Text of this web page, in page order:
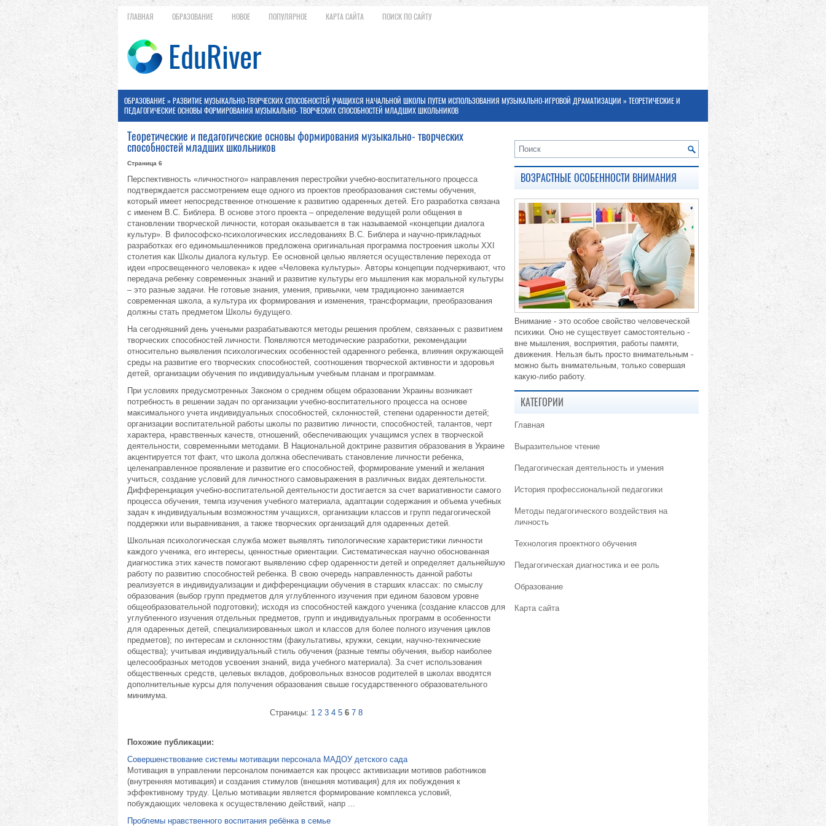
ГЛАВНАЯ ОБРАЗОВАНИЕ НОВОЕ ПОПУЛЯРНОЕ КАРТА САЙТА ПОИСК ПО САЙТУ
ОБРАЗОВАНИЕ» РАЗВИТИЕ МУЗЫКАЛЬНО-ТВОРЧЕСКИХ СПОСОБНОСТЕЙ УЧАЩИХСЯ НАЧАЛЬНОЙ ШКОЛЫ ПУТЕМ ИСПОЛЬЗОВАНИЯ МУЗЫКАЛЬНО-ИГРОВОЙ ДРАМАТИЗАЦИИ » ТЕОРЕТИЧЕСКИЕ И
ПЕДАГОГИЧЕСКИЕ ОСНОВЫ ФОРМИРОВАНИЯ МУЗЫКАЛЬНО- ТВОРЧЕСКИХ СПОСОБНОСТЕЙ МЛАДШИХ ШКОЛЬНИКОВ
Теоретические и педагогические основы формирования музыкально- творческих
способностей младших школьников
Страница 6
Перспективность «личностного» направления перестройки учебно-воспитательного процесса
подтверждается рассмотрением еще одного из проектов преобразования системы обучения,
который имеет непосредственное отношение к развитию одаренных детей. Его разработка связана
с именем В.С. Библера. В основе этого проекта – определение ведущей роли общения в
становлении творческой личности, которая оказывается в так называемой «концепции диалога
культур». В философско-психологических исследованиях В.С. Библера и научно-прикладных
разработках его единомышленников предложена оригинальная программа построения школы ХХI
столетия как Школы диалога культур. Ее основной целью является осуществление перехода от
идеи «просвещенного человека» к идее «Человека культуры». Авторы концепции подчеркивают, что
передача ребенку современных знаний и развитие культуры его мышления как моральной культуры
– это разные задачи. Не готовые знания, умения, привычки, чем традиционно занимается
современная школа, а культура их формирования и изменения, трансформации, преобразования
должны стать предметом Школы будущего.
На сегодняшний день учеными разрабатываются методы решения проблем, связанных с развитием
творческих способностей личности. Появляются методические разработки, рекомендации
относительно выявления психологических особенностей одаренного ребенка, влияния окружающей
среды на развитие его творческих способностей, соотношения творческой активности и здоровья
детей, организации обучения по индивидуальным учебным планам и программам.
При условиях предусмотренных Законом о среднем общем образовании Украины возникает
потребность в решении задач по организации учебно-воспитательного процесса на основе
максимального учета индивидуальных способностей, склонностей, степени одаренности детей;
организации воспитательной работы школы по развитию личности, способностей, талантов, черт
характера, нравственных качеств, отношений, обеспечивающих учащимся успех в творческой
деятельности, современными методами. В Национальной доктрине развития образования в Украине
акцентируется тот факт, что школа должна обеспечивать становление личности ребенка,
целенаправленное проявление и развитие его способностей, формирование умений и желания
учиться, создание условий для личностного самовыражения в различных видах деятельности.
Дифференциация учебно-воспитательной деятельности достигается за счет вариативности самого
процесса обучения, темпа изучения учебного материала, адаптации содержания и объема учебных
задач к индивидуальным возможностям учащихся, организации классов и групп педагогической
поддержки или выравнивания, а также творческих организаций для одаренных детей.
Школьная психологическая служба может выявлять типологические характеристики личности
каждого ученика, его интересы, ценностные ориентации. Систематическая научно обоснованная
диагностика этих качеств помогают выявлению сфер одаренности детей и определяет дальнейшую
работу по развитию способностей ребенка. В свою очередь направленность данной работы
реализуется в индивидуализации и дифференциации обучения в старших классах: по смыслу
образования (выбор групп предметов для углубленного изучения при едином базовом уровне
общеобразовательной подготовки); исходя из способностей каждого ученика (создание классов для
углубленного изучения отдельных предметов, групп и индивидуальных программ в особенности
для одаренных детей, специализированных школ и классов для более полного изучения циклов
предметов); по интересам и склонностям (факультативы, кружки, секции, научно-технические
общества); учитывая индивидуальный стиль обучения (разные темпы обучения, выбор наиболее
целесообразных методов усвоения знаний, вида учебного материала). За счет использования
общественных средств, целевых вкладов, добровольных взносов родителей в школах вводятся
дополнительные курсы для получения образования свыше государственного образовательного
минимума.
Страницы: 1 2 3 4 5 6 7 8
Похожие публикации:
Совершенствование системы мотивации персонала МАДОУ детского сада
Мотивация в управлении персоналом понимается как процесс активизации мотивов работников
(внутренняя мотивация) и создания стимулов (внешняя мотивация) для их побуждения к
эффективному труду. Целью мотивации является формирование комплекса условий,
побуждающих человека к осуществлению действий, напр ...
Проблемы нравственного воспитания ребёнка в семье
ВОЗРАСТНЫЕ ОСОБЕННОСТИ ВНИМАНИЯ
Внимание - это особое свойство человеческой
психики. Оно не существует самостоятельно -
вне мышления, восприятия, работы памяти,
движения. Нельзя быть просто внимательным -
можно быть внимательным, только совершая
какую-либо работу.
КАТЕГОРИИ
Главная
Выразительное чтение
Педагогическая деятельность и умения
История профессиональной педагогики
Методы педагогического воздействия на
личность
Технология проектного обучения
Педагогическая диагностика и ее роль
Образование
Карта сайта